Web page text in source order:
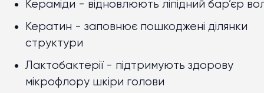
Кераміди - відновлюють ліпідний бар’єр
Кератин - заповнює пошкоджені ділянки
структури
Лактобактерії - підтримують здорову
мікрофлору шкіри голови